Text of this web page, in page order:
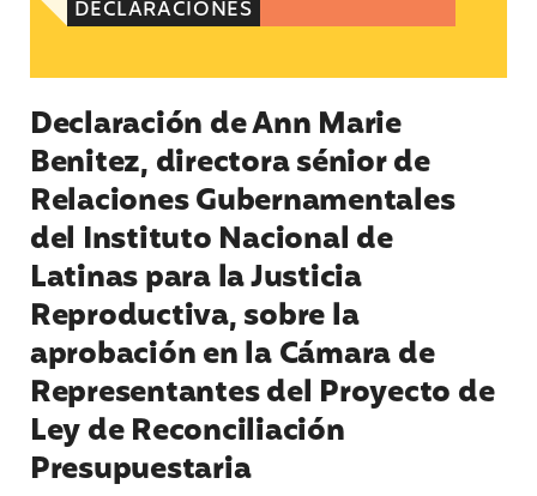
DECLARACIONES
Declaración de Ann Marie
Benitez, directora sénior de
Relaciones Gubernamentales
del Instituto Nacional de
Latinas para la Justicia
Reproductiva, sobre la
aprobación en la Cámara de
Representantes del Proyecto de
Ley de Reconciliación
Presupuestaria